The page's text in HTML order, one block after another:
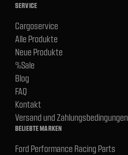
SERVICE
Cargoservice
Alle Produkte
Neue Produkte
%Sale
Blog
FAQ
Kontakt
Versand und Zahlungsbedingungen
BELIEBTE MARKEN
Ford Performance Racing Parts